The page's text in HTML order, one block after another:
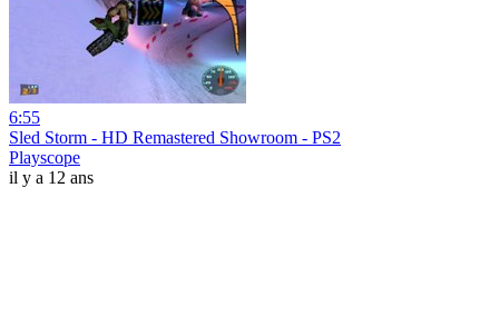
6:55
Sled Storm - HD Remastered Showroom - PS2
Playscope
il y a 12 ans